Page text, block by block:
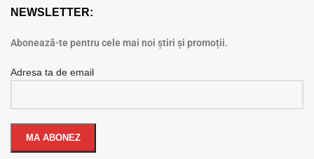
NEWSLETTER:
Abonează-te pentru cele mai noi știri și promoții.
Adresa ta de email